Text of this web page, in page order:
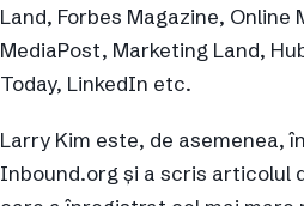
Land, Forbes Magazine,
MediaPost, Marketing Land,
Today, LinkedIn etc.
Larry Kim este, de asemenea,
Inbound.org şi a scris articolul